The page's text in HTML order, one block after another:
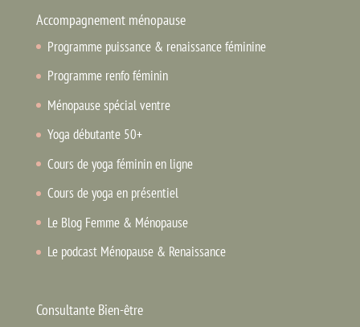
Accompagnement ménopause
Programme puissance & renaissance féminine
Programme renfo féminin
Ménopause spécial ventre
Yoga débutante 50+
Cours de yoga féminin en ligne
Cours de yoga en présentiel
Le Blog Femme & Ménopause
Le podcast Ménopause & Renaissance
Consultante Bien-être